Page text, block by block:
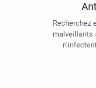
Recherchez
malveillants